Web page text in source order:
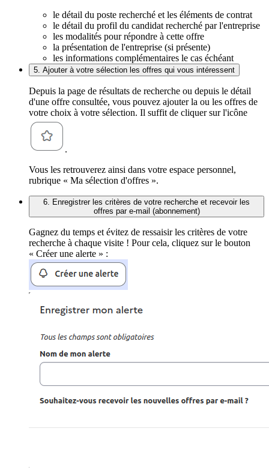
le détail du poste recherché et les éléments de contrat
le détail du profil du candidat recherché par l'entreprise
les modalités pour répondre à cette offre
la présentation de l'entreprise (si présente)
les informations complémentaires le cas échéant
5. Ajouter à votre sélection les offres qui vous intéressent
Depuis la page de résultats de recherche ou depuis le détail
d'une offre consultée, vous pouvez ajouter la ou les offres de
votre choix à votre sélection. Il suffit de cliquer sur l'icône
.
Vous les retrouverez ainsi dans votre espace personnel,
rubrique « Ma sélection d'offres ».
6. Enregistrer les critères de votre recherche et recevoir les
offres par e-mail (abonnement)
Gagnez du temps et évitez de ressaisir les critères de votre
recherche à chaque visite ! Pour cela, cliquez sur le bouton
« Créer une alerte » :